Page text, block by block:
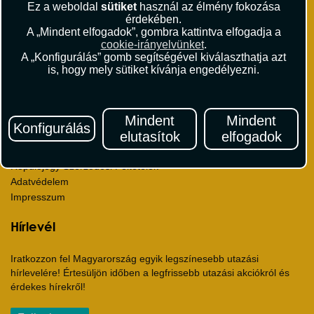
Ez a weboldal sütikethasznál az élmény fokozása
érdekében.
A „Mindent elfogadok”, gombra kattintva elfogadja a
cookie-irányelvünket.
A „Konfigurálás” gomb segítségével kiválaszthatja azt
is, hogy mely sütiket kívánja engedélyezni.
Konfigurálás
Mindent
elutasítok
Mindent
elfogadok
Sajtószoba
Viszonteladás
Pályázatok
Elismerések és díjak
Utazási Csomag Szerződési Feltételek
Útlemondás-biztosítás Szerződési Feltételek
Utasbiztosítás Szerződési Feltételek
Repülőjegy Szerződési Feltételek
Adatvédelem
Impresszum
Hírlevél
Iratkozzon fel Magyarország egyik legszínesebb utazási
hírlevelére! Értesüljön időben a legfrissebb utazási akciókról és
érdekes hírekről!